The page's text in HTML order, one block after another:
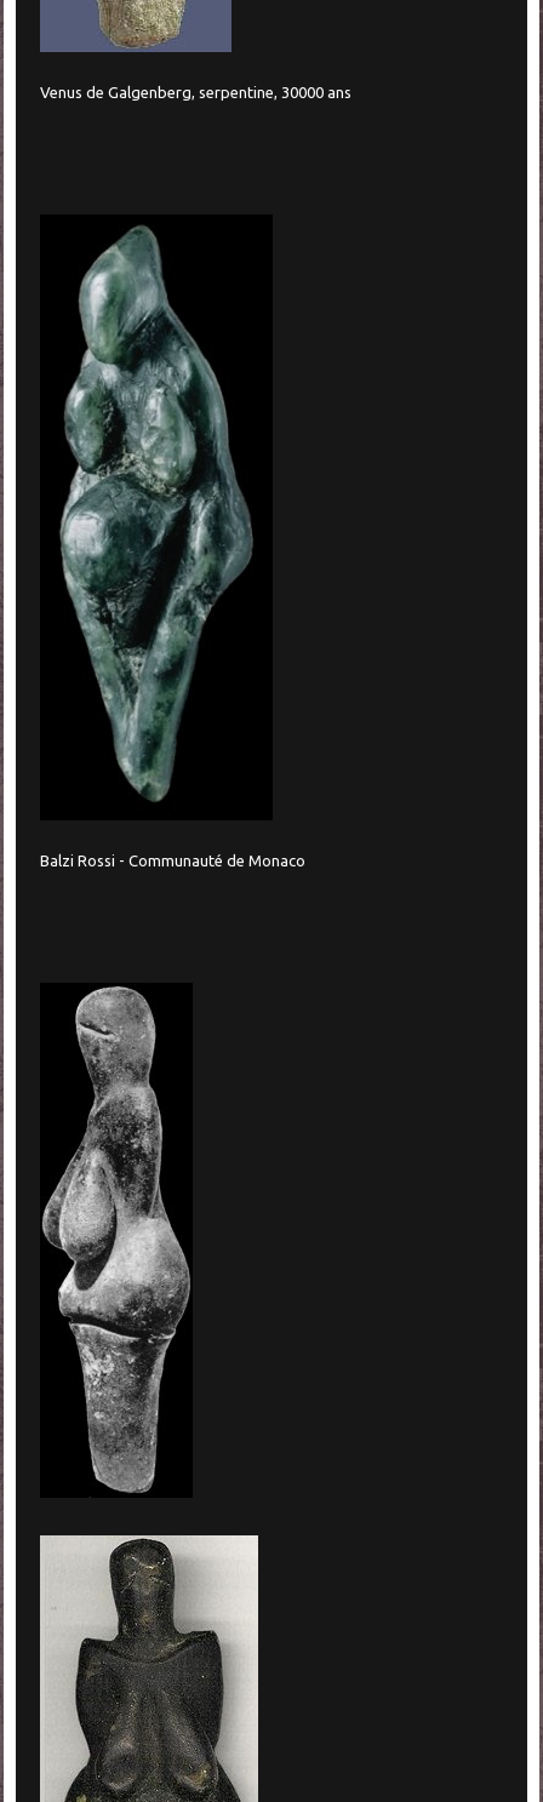
Venus de Galgenberg, serpentine, 30000 ans
Balzi Rossi - Communauté de Monaco